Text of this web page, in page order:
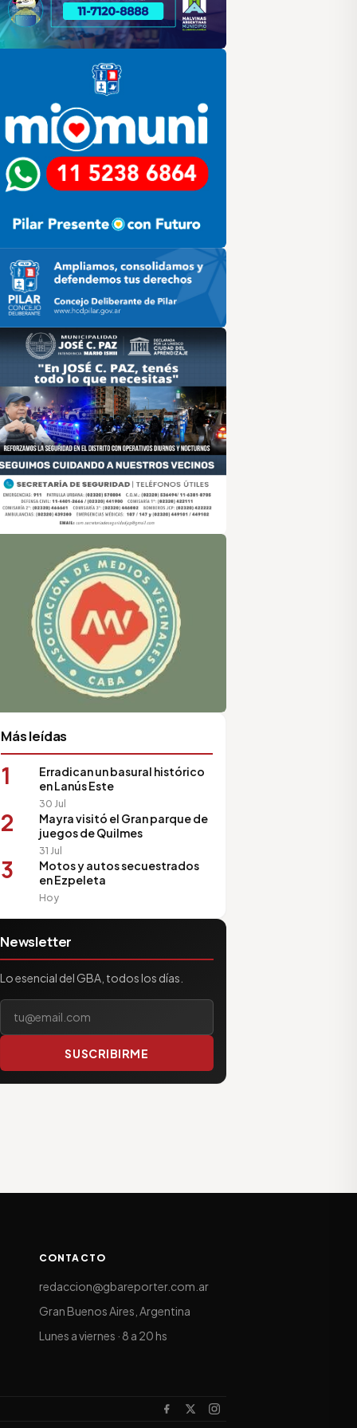
HCD
de Medios Vecinales
Más leídas
1
Erradican un basural histórico
en Lanús Este
30 Jul
2
Mayra visitó el Gran parque de
juegos de Quilmes
31 Jul
3
Motos y autos secuestrados
en Ezpeleta
Hoy
Newsletter
Lo esencial del GBA, todos los días.
Tu correo electrónico
SUSCRIBIRME
CONTACTO
redaccion@gbareporter.com.ar
Gran Buenos Aires, Argentina
Lunes a viernes · 8 a 20 hs